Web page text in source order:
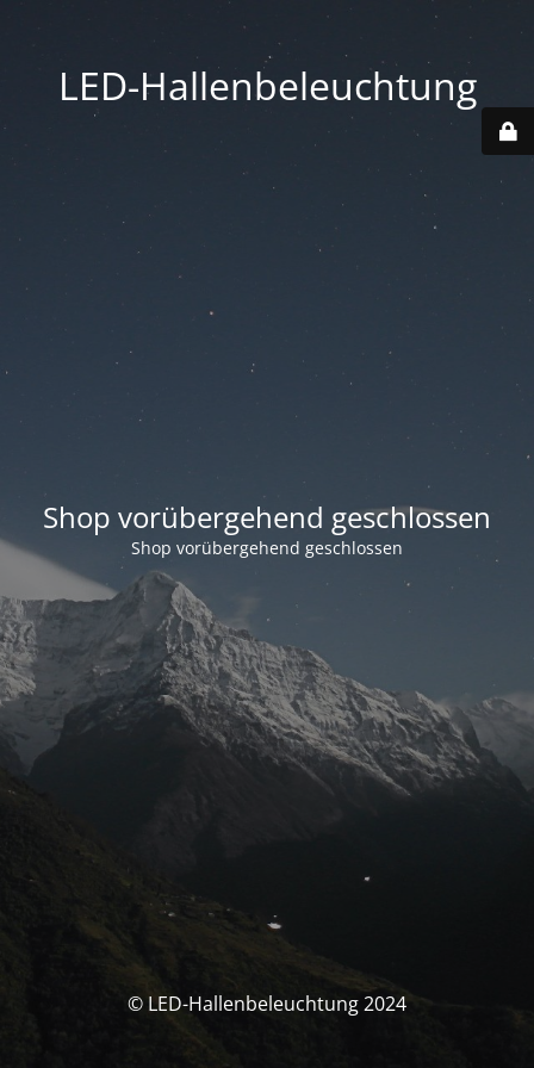
LED-Hallenbeleuchtung
Shop vorübergehend geschlossen
Shop vorübergehend geschlossen
© LED-Hallenbeleuchtung 2024